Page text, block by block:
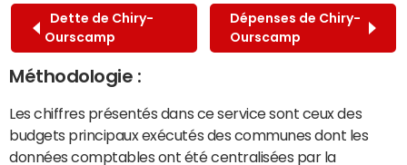
Dette de Chiry-
Ourscamp
Dépenses de Chiry-
Ourscamp
Méthodologie :
Les chiffres présentés dans ce service sont ceux des
budgets principaux exécutés des communes dont les
données comptables ont été centralisées par la